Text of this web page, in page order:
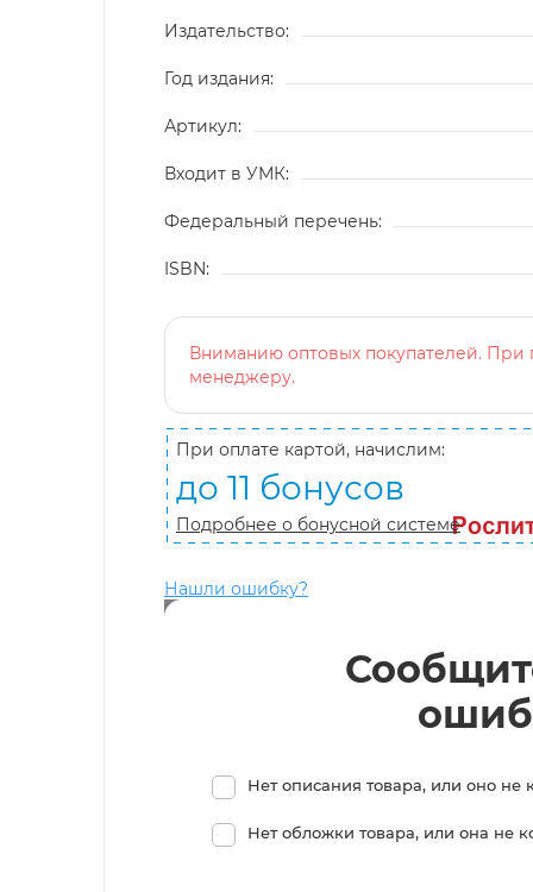
Издательство:
Год издания:
Артикул:
Входит в УМК:
Федеральный перечень:
ISBN:
Вниманию оптовых покупателей. При
менеджеру.
При оплате картой, начислим:
до 11 бонусов
Подробнее о бонусной системе
Нашли ошибку?
Нет описания товара, или оно не
Нет обложки товара, или она не